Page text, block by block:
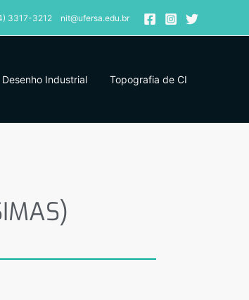
3317-3212 nit@ufersa.edu.br
Desenho Industrial Topografia de CI